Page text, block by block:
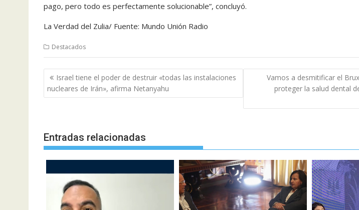
pago, pero todo es perfectamente solucionable”, concluyó.
La Verdad del Zulia/ Fuente: Mundo Unión Radio
Destacados
Navegación
de
entradas
Israel tiene el poder de destruir «todas las instalaciones
nucleares de Irán», afirma Netanyahu
Vamos a desmitificar el
proteger la salud dental
Entradas relacionadas